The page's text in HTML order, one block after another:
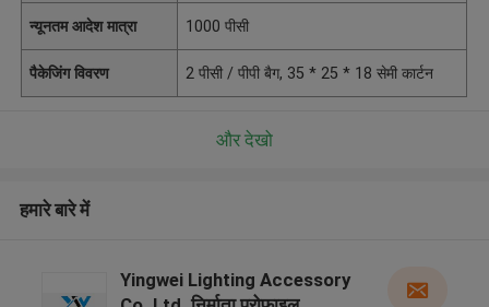
न्यूनतम आदेश मात्रा 1000 पीसी
पैकेजिंग विवरण 2 पीसी / पीपी बैग, 35 * 25 * 18 सेमी कार्टन
और देखो
हमारे बारे में
Yingwei Lighting Accessory